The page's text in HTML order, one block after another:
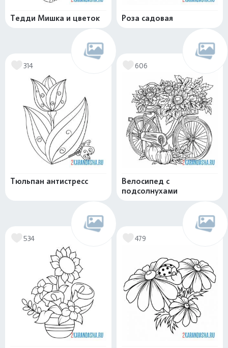
Тедди Мишка и цветок Роза садовая
314
Тюльпан антистресс
606
Велосипед с
подсолнухами
534 479